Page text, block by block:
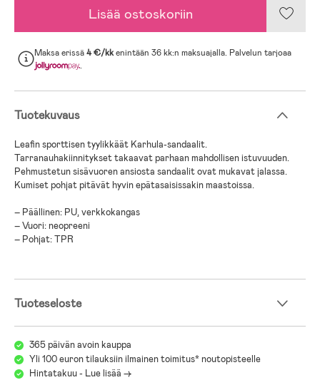
Lisää ostoskoriin
Maksa erissä4 €/kkenintään 36 kk:n maksuajalla. Palvelun tarjoaa
.
Tuotekuvaus
Leafin sporttisen tyylikkäät Karhula-sandaalit.
Tarranauhakiinnitykset takaavat parhaan mahdollisen istuvuuden.
Pehmustetun sisävuoren ansiosta sandaalit ovat mukavat jalassa.
Kumiset pohjat pitävät hyvin epätasaisissakin maastoissa.
– Päällinen: PU, verkkokangas
– Vuori: neopreeni
– Pohjat: TPR
Tuoteseloste
365 päivän avoin kauppa
Yli 100 euron tilauksiin ilmainen toimitus* noutopisteelle
Hintatakuu - Lue lisää ->